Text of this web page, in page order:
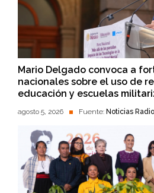
Mario Delgado convoca a
nacionales sobre el uso de
educación y escuelas
agosto 5, 2026 Fuente: Noticias